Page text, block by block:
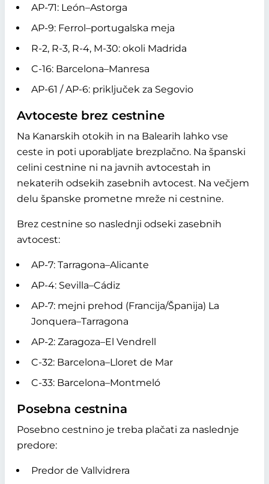
AP-71: León–Astorga
AP-9: Ferrol–portugalska meja
R-2, R-3, R-4, M-30: okoli Madrida
C-16: Barcelona–Manresa
AP-61 / AP-6: priključek za Segovio
Avtoceste brez cestnine
Na Kanarskih otokih in na Balearih lahko vse
ceste in poti uporabljate brezplačno. Na španski
celini cestnine ni na javnih avtocestah in
nekaterih odsekih zasebnih avtocest. Na večjem
delu španske prometne mreže ni cestnine.
Brez cestnine so naslednji odseki zasebnih
avtocest:
AP-7: Tarragona–Alicante
AP-4: Sevilla–Cádiz
AP-7: mejni prehod (Francija/Španija) La
Jonquera–Tarragona
AP-2: Zaragoza–El Vendrell
C-32: Barcelona–Lloret de Mar
C-33: Barcelona–Montmeló
Posebna cestnina
Posebno cestnino je treba plačati za naslednje
predore:
Predor de Vallvidrera